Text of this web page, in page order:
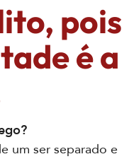
pois
é a
um ser separado e